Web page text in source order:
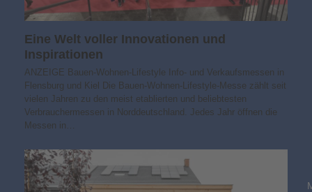
Eine Welt voller Innovationen und
Inspirationen
ANZEIGE Bauen-Wohnen-Lifestyle Info- und Verkaufsmessen in
Flensburg und Kiel Die Bauen-Wohnen-Lifestyle-Messe zählt seit
vielen Jahren zu den meist etablierten und beliebtesten
Verbrauchermessen in Norddeutschland. Jedes Jahr öffnen die
Messen in…